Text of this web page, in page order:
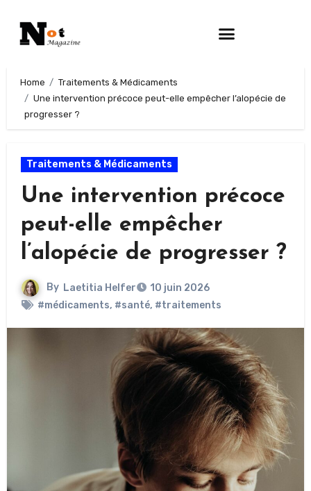
Home
Traitements & Médicaments
Une intervention précoce peut-elle empêcher l’alopécie de
progresser ?
Traitements & Médicaments
Une intervention précoce
peut-elle empêcher
l’alopécie de progresser ?
By Laetitia Helfer
10 juin 2026
#médicaments, #santé, #traitements